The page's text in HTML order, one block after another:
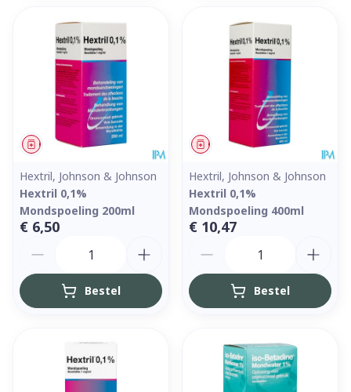
Geneesmiddel
Hextril, Johnson & Johnson
Hextril 0,1%
Mondspoeling 200ml
€ 6,50
Bestel
Geneesmiddel
Hextril, Johnson & Johnson
Hextril 0,1%
Mondspoeling 400ml
€ 10,47
Bestel